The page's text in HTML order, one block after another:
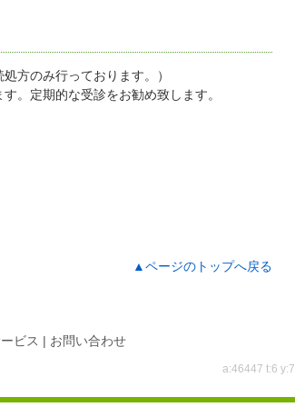
方のみ行っております。）
。定期的な受診をお勧め致します。
▲ページのトップへ戻る
ビス | お問い合わせ
a:46447 t:6 y:7